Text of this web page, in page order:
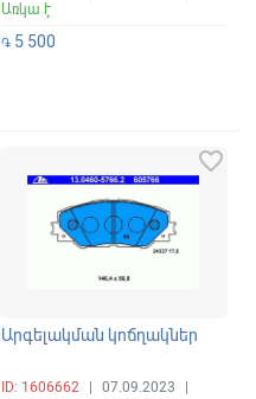
Առկա է
֏5 500
Արգելակման կոճղակներ
ID: 1606662 07.09.2023
favorite_border